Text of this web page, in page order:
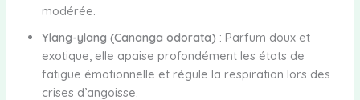
modérée.
Ylang-ylang (Cananga odorata) : Parfum doux et
exotique, elle apaise profondément les états de
fatigue émotionnelle et régule la respiration lors des
crises d’angoisse.